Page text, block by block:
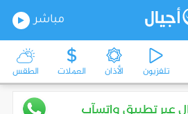
مباشر
تلفزيون الأذان العملات الطقس